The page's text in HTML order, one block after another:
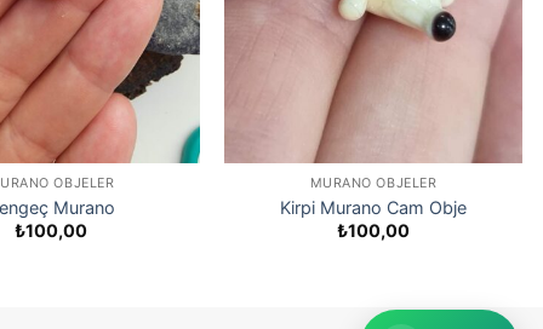
OBJELER
Murano
₺100,00
MURANO OBJELER
Kirpi Murano Cam Obje
₺100,00